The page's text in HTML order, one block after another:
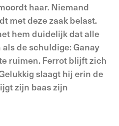
haar. Niemand
met deze zaak belast.
hem duidelijk dat alle
de schuldige: Ganay
ruimen. Ferrot blijft zich
slaagt hij erin de
zijn baas zijn